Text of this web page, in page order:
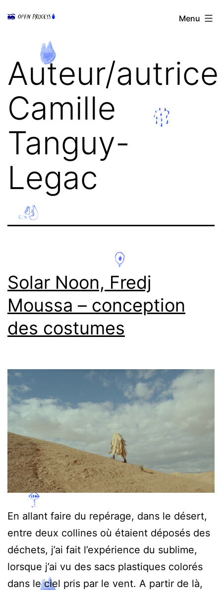
Open
Menu
Auteur/
Camille
Tanguy-
Legac
Solar Noon, Fredj
Moussa – conception
des costumes
En allant faire du repérage, dans le désert,
entre deux collines où étaient déposés des
déchets, j’ai fait l’expérience du sublime,
lorsque j’ai vu des sacs plastiques colorés
dans le ciel pris par le vent. A partir de là,